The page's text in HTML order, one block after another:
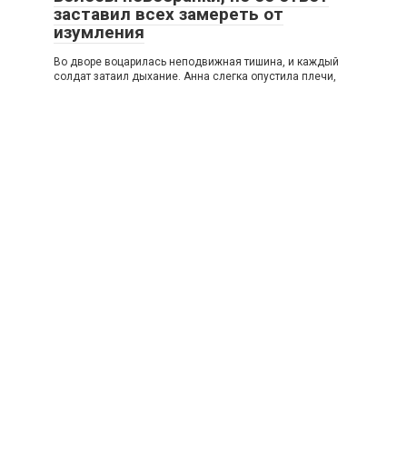
заставил всех замереть от
изумления
Во дворе воцарилась неподвижная тишина, и каждый
солдат затаил дыхание. Анна слегка опустила плечи,